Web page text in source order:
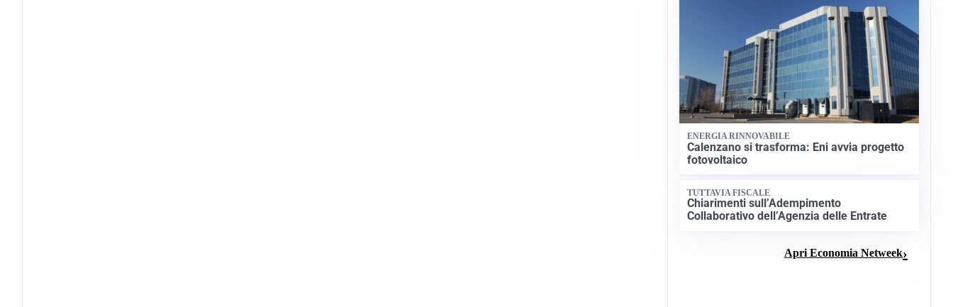
ENERGIA RINNOVABILE
Calenzano si trasforma: Eni avvia progetto
fotovoltaico
TUTTAVIA FISCALE
Chiarimenti sull’Adempimento
Collaborativo dell’Agenzia delle Entrate
Apri Economia Netweek